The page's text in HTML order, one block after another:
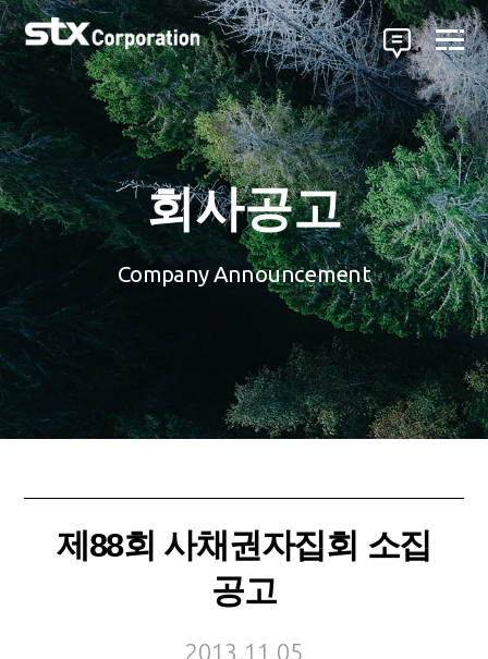
회사공고
Company Announcement
제88회 사채권자집회 소집
공고
2013.11.05